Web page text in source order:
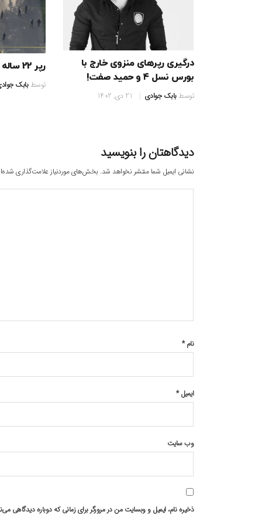
درگیری رپرهای منزوی خارج با
بورس نسل ۴ و حمید صفت!
توسطبابک جوادی 21 دی, 1402
رپر 22 ساله مظنون تیرندازی
توسطبابک
دیدگاهتان را بنویسید
نشانی ایمیل شما منتشر نخواهد شد. بخش‌های موردنیاز علامت‌گذاری
نام*
ایمیل*
وب‌ سایت
ذخیره نام، ایمیل و وبسایت من در مرورگر برای زمانی که دوباره دیدگاهی